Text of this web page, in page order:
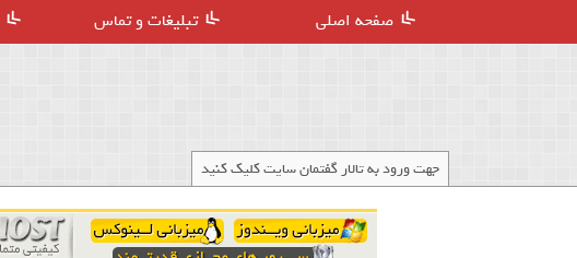
صفحه اصلی تبلیغات و تماس
جهت ورود به تالار گفتمان سایت کلیک کنید